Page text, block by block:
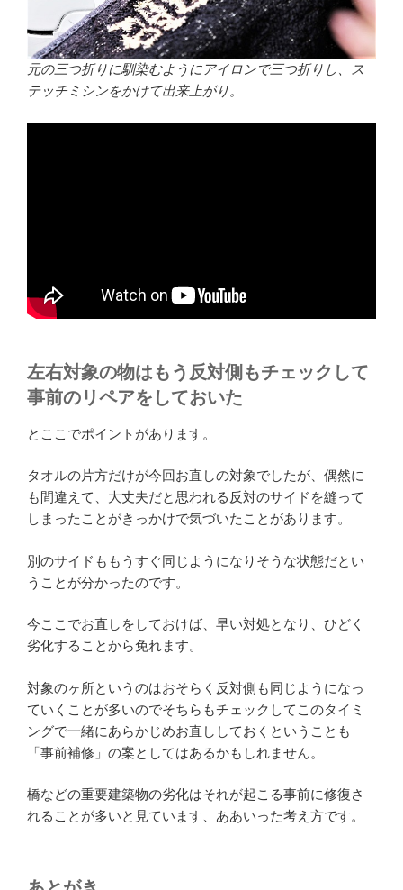
元の三つ折りに馴染むようにアイロンで三つ折りし、ス
テッチミシンをかけて出来上がり。
左右対象の物はもう反対側もチェックして
事前のリペアをしておいた
とここでポイントがあります。
タオルの片方だけが今回お直しの対象でしたが、偶然に
も間違えて、大丈夫だと思われる反対のサイドを縫って
しまったことがきっかけで気づいたことがあります。
別のサイドももうすぐ同じようになりそうな状態だとい
うことが分かったのです。
今ここでお直しをしておけば、早い対処となり、ひどく
劣化することから免れます。
対象のヶ所というのはおそらく反対側も同じようになっ
ていくことが多いのでそちらもチェックしてこのタイミ
ングで一緒にあらかじめお直ししておくということも
「事前補修」の案としてはあるかもしれません。
橋などの重要建築物の劣化はそれが起こる事前に修復さ
れることが多いと見ています、ああいった考え方です。